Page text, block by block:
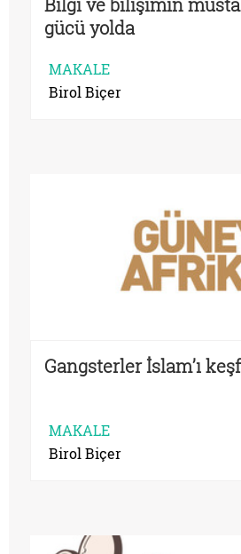
gücü yolda
MAKALE
Birol Biçer
Gangsterler İslam’ı
MAKALE
Birol Biçer